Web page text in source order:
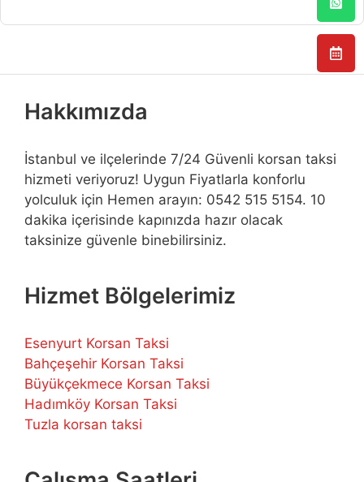
Hakkımızda
İstanbul ve ilçelerinde 7/24 Güvenli korsan taksi
hizmeti veriyoruz! Uygun Fiyatlarla konforlu
yolculuk için Hemen arayın: 0542 515 5154. 10
dakika içerisinde kapınızda hazır olacak
taksinize güvenle binebilirsiniz.
Hizmet Bölgelerimiz
Esenyurt Korsan Taksi
Bahçeşehir Korsan Taksi
Büyükçekmece Korsan Taksi
Hadımköy Korsan Taksi
Tuzla korsan taksi